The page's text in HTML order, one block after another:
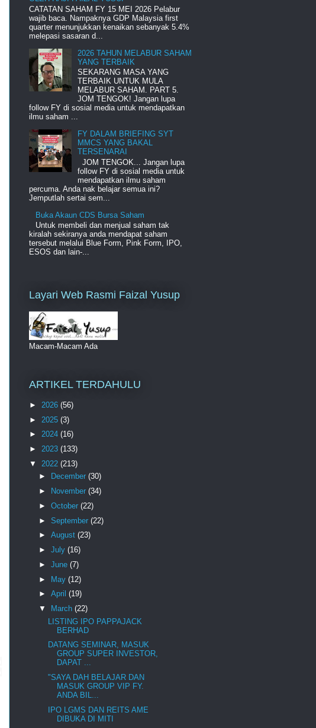
CATATAN SAHAM FY 15 MEI 2026 Pelabur
wajib baca. Nampaknya GDP Malaysia first
quarter menunjukkan kenaikan sebanyak 5.4%
melepasi sasaran d...
2026 TAHUN MELABUR SAHAM
YANG TERBAIK
SEKARANG MASA YANG
TERBAIK UNTUK MULA
MELABUR SAHAM. PART 5.
JOM TENGOK! Jangan lupa
follow FY di sosial media untuk mendapatkan
ilmu saham ...
FY DALAM BRIEFING SYT
MMCS YANG BAKAL
TERSENARAI
JOM TENGOK... Jangan lupa
follow FY di sosial media untuk
mendapatkan ilmu saham
percuma. Anda nak belajar semua ini?
Jemputlah sertai sem...
Buka Akaun CDS Bursa Saham
Untuk membeli dan menjual saham tak
kiralah sekiranya anda mendapat saham
tersebut melalui Blue Form, Pink Form, IPO,
ESOS dan lain-...
Layari Web Rasmi Faizal Yusup
Macam-Macam Ada
ARTIKEL TERDAHULU
► 2026 (56)
► 2025 (3)
► 2024 (16)
► 2023 (133)
▼ 2022 (213)
►
December (30)
►
November (34)
► October (22)
► September (22)
► August (23)
► July (16)
► June (7)
► May (12)
► April (19)
▼
March (22)
LISTING IPO PAPPAJACK
BERHAD
DATANG SEMINAR, MASUK
GROUP SUPER INVESTOR,
DAPAT ...
"SAYA DAH BELAJAR DAN
MASUK GROUP VIP FY.
ANDA BIL...
IPO LGMS DAN REITS AME
DIBUKA DI MITI